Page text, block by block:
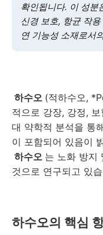
확인됩니다. 이 성분
신경 보호, 항균 작
연 기능성 소재로서
하수오 (적하수오,
적으로 강장, 강정,
대 약학적 분석을 통
이 포함되어 있음이
하수오 는 노화 방지
것으로 연구되고 있
하수오의 핵심